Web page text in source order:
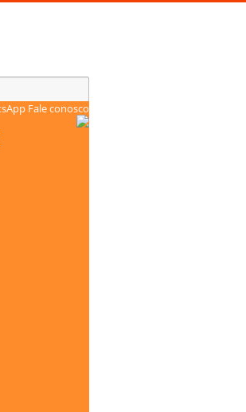
Fale conosco